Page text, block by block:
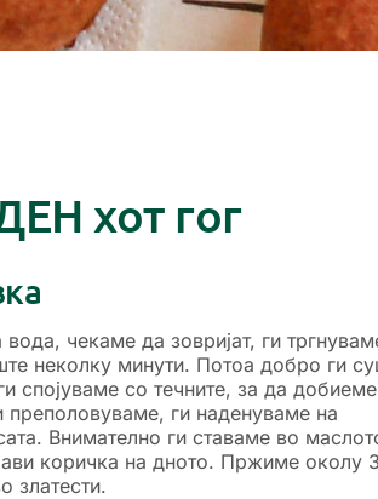
хот гог
чекаме да зовријат, ги
неколку минути. Потоа добро ги
спојуваме со течните, за да добиеме
ги наденуваме на
Внимателно ги ставаме во
коричка на дното. Пржиме околу 3
златести.